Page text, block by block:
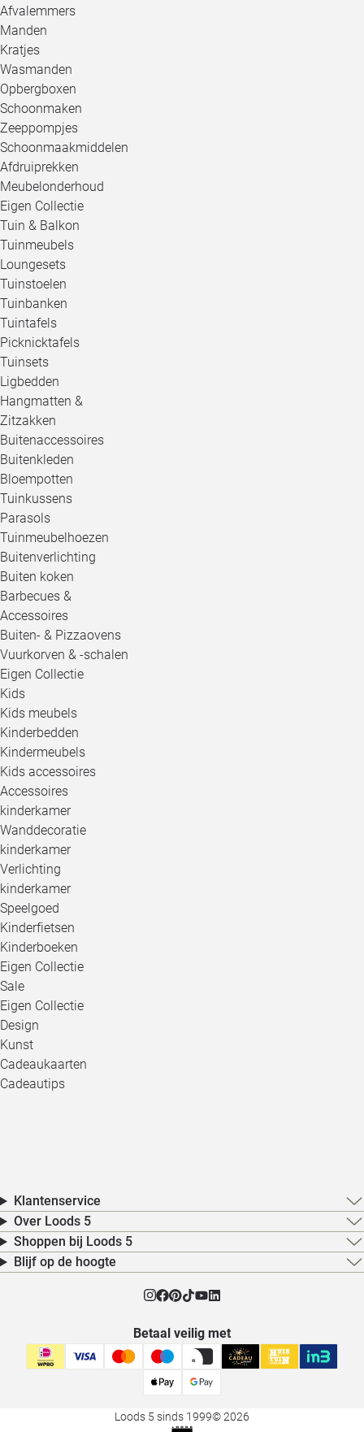
Afvalemmers
Manden
Kratjes
Wasmanden
Opbergboxen
Schoonmaken
Zeeppompjes
Schoonmaakmiddelen
Afdruiprekken
Meubelonderhoud
Eigen Collectie
Tuin & Balkon
Tuinmeubels
Loungesets
Tuinstoelen
Tuinbanken
Tuintafels
Picknicktafels
Tuinsets
Ligbedden
Hangmatten &
Zitzakken
Buitenaccessoires
Buitenkleden
Bloempotten
Tuinkussens
Parasols
Tuinmeubelhoezen
Buitenverlichting
Buiten koken
Barbecues &
Accessoires
Buiten- & Pizzaovens
Vuurkorven & -schalen
Eigen Collectie
Kids
Kids meubels
Kinderbedden
Kindermeubels
Kids accessoires
Accessoires
kinderkamer
Wanddecoratie
kinderkamer
Verlichting
kinderkamer
Speelgoed
Kinderfietsen
Kinderboeken
Eigen Collectie
Sale
Eigen Collectie
Design
Kunst
Cadeaukaarten
Cadeautips
Klantenservice
Over Loods 5
Shoppen bij Loods 5
Blijf op de hoogte
Betaal veilig met
Loods 5 sinds 1999© 2026